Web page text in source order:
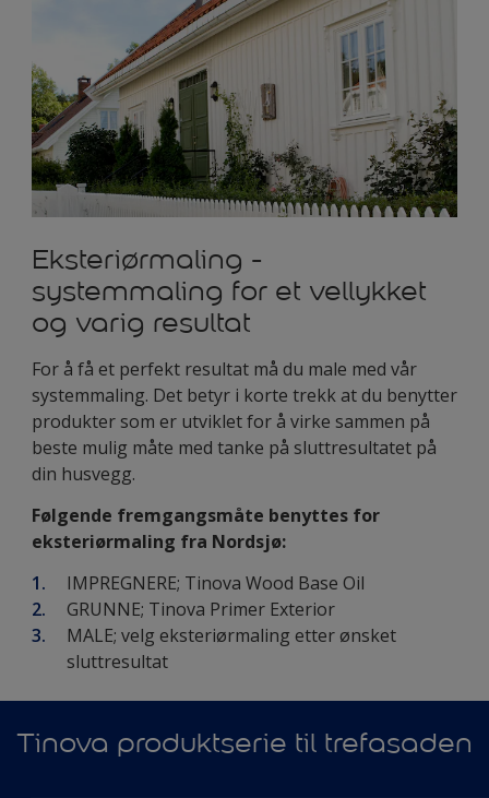
Eksteriørmaling -
systemmaling for et vellykket
og varig resultat
For å få et perfekt resultat må du male med vår
systemmaling. Det betyr i korte trekk at du benytter
produkter som er utviklet for å virke sammen på
beste mulig måte med tanke på sluttresultatet på
din husvegg.
Følgende fremgangsmåte benyttes for
eksteriørmaling fra Nordsjø:
IMPREGNERE; Tinova Wood Base Oil
GRUNNE; Tinova Primer Exterior
MALE; velg eksteriørmaling etter ønsket
sluttresultat
Tinova produktserie til trefasaden